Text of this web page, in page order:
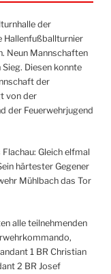
der
Hallenfußballturnier
Neun Mannschaften
Diesen konnte
der
von der
der Feuerwehrjugend
Gleich elfmal
härtester Gegener
Mühlbach das Tor
alle teilnehmenden
1 BR Christian
2 BR Josef